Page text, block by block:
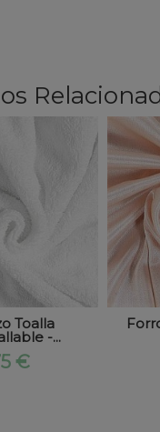
Toalla
-...
€